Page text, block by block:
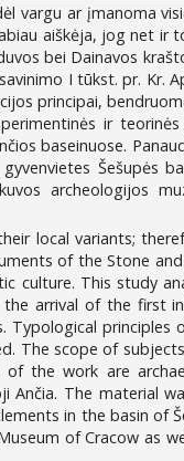
vargu ar įmanoma
aiškėja, jog net
bei Dainavos
I tūkst. pr. Kr.
principai,
ir
baseinuose.
Šešupės
archeologijos
local variants;
of the Stone
culture. This study
arrival of the first
Typological
The scope of
the work are
The material
in the basin of
of Cracow as